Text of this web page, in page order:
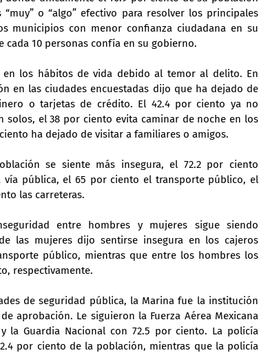
o “algo” efectivo para resolver los principales
municipios con menor confianza ciudadana en su
10 personas confía en su gobierno.
en los hábitos de vida debido al temor al delito. En
en las ciudades encuestadas dijo que ha dejado de
o tarjetas de crédito. El 42.4 por ciento ya no
solos, el 38 por ciento evita caminar de noche en los
ha dejado de visitar a familiares o amigos.
se siente más insegura, el 72.2 por ciento
vía pública, el 65 por ciento el transporte público, el
las carreteras.
entre hombres y mujeres sigue siendo
las mujeres dijo sentirse insegura en los cajeros
público, mientras que entre los hombres los
respectivamente.
de seguridad pública, la Marina fue la institución
aprobación. Le siguieron la Fuerza Aérea Mexicana
la Guardia Nacional con 72.5 por ciento. La policía
por ciento de la población, mientras que la policía